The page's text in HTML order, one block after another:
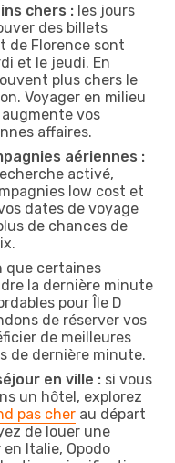
chers : les jours
des billets
de Florence sont
et le jeudi. En
plus chers le
Voyager en milieu
vos
affaires.
aériennes :
activé,
low cost et
dates de voyage
de chances de
que certaines
la dernière minute
pour Île D
de réserver vos
de meilleures
de dernière minute.
en ville : si vous
un hôtel, explorez
pas cher au départ
de louer une
Italie, Opodo